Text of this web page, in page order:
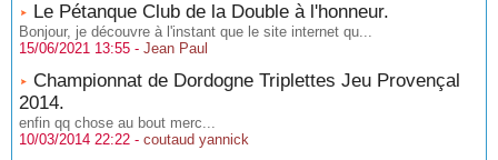
Le Pétanque Club de la Double à l'honneur.
Bonjour, je découvre à l'instant que le site internet qu...
15/06/2021 13:55 - Jean Paul
Championnat de Dordogne Triplettes Jeu Provençal
2014.
enfin qq chose au bout merc...
10/03/2014 22:22 - coutaud yannick